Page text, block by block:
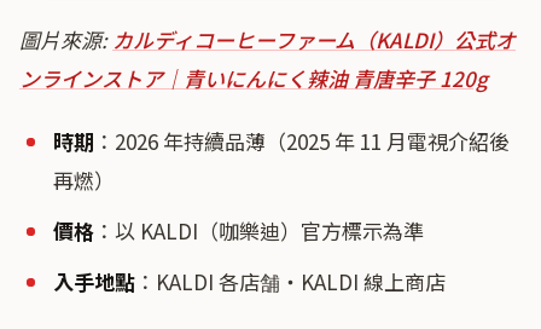
圖片來源: カルディコーヒーファーム（KALDI）公式オ
ンラインストア｜青いにんにく辣油 青唐辛子 120g
時期 ：2026 年持續品薄（2025 年 11 月電視介紹後
再燃）
價格 ：以 KALDI（咖樂迪）官方標示為準
入手地點 ：KALDI 各店舗・KALDI 線上商店